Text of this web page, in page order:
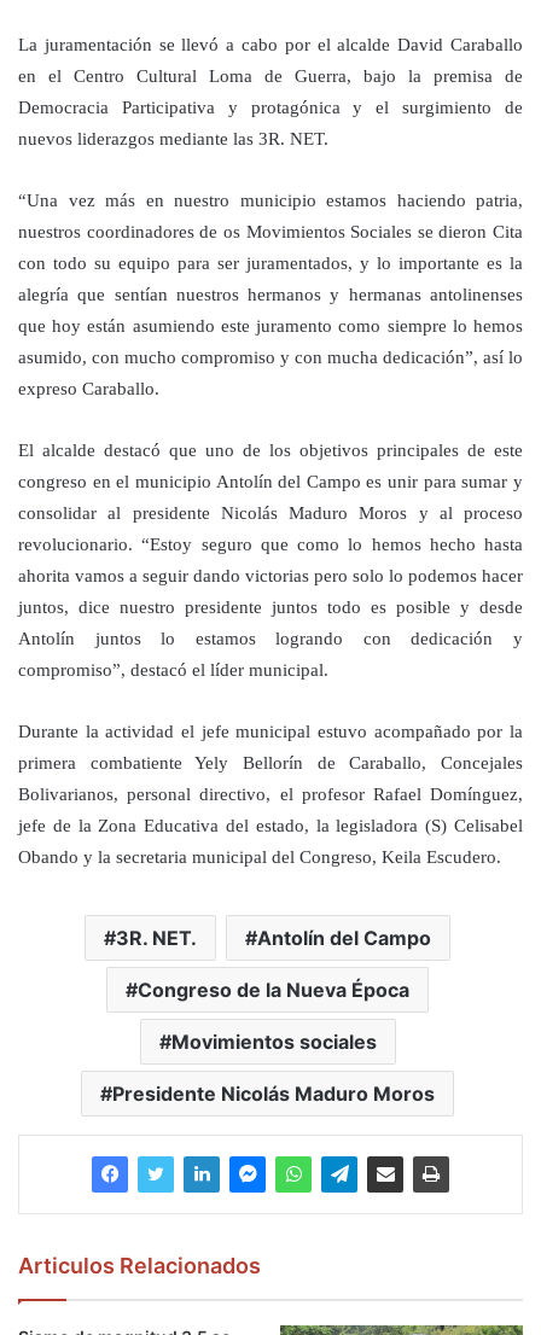
La juramentación se llevó a cabo por el alcalde David Caraballo
en el Centro Cultural Loma de Guerra, bajo la premisa de
Democracia Participativa y protagónica y el surgimiento de
nuevos liderazgos mediante las 3R. NET.
“Una vez más en nuestro municipio estamos haciendo patria,
nuestros coordinadores de os Movimientos Sociales se dieron Cita
con todo su equipo para ser juramentados, y lo importante es la
alegría que sentían nuestros hermanos y hermanas antolinenses
que hoy están asumiendo este juramento como siempre lo hemos
asumido, con mucho compromiso y con mucha dedicación”, así lo
expreso Caraballo.
El alcalde destacó que uno de los objetivos principales de este
congreso en el municipio Antolín del Campo es unir para sumar y
consolidar al presidente Nicolás Maduro Moros y al proceso
revolucionario. “Estoy seguro que como lo hemos hecho hasta
ahorita vamos a seguir dando victorias pero solo lo podemos hacer
juntos, dice nuestro presidente juntos todo es posible y desde
Antolín juntos lo estamos logrando con dedicación y
compromiso”, destacó el líder municipal.
Durante la actividad el jefe municipal estuvo acompañado por la
primera combatiente Yely Bellorín de Caraballo, Concejales
Bolivarianos, personal directivo, el profesor Rafael Domínguez,
jefe de la Zona Educativa del estado, la legisladora (S) Celisabel
Obando y la secretaria municipal del Congreso, Keila Escudero.
3R. NET. Antolín del Campo
Congreso de la Nueva Época
Movimientos sociales
Presidente Nicolás Maduro Moros
Articulos Relacionados